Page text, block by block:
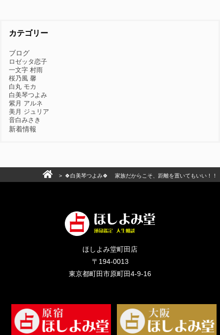
カテゴリー
ブログ
ロゼッタ恋子
一文字 村雨
桜乃風 馨
白丸 モカ
白美琴つよみ
紫月 アルネ
美月 ジュリア
音白みさき
新着情報
> 🍀白美琴つよみ🍀 家族だからこそ、距離を置いてもいい！！
ほしよみ堂町田店
〒194-0013
東京都町田市原町田4-9-16